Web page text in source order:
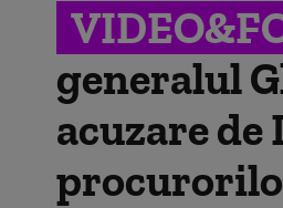
generalul
acuzare